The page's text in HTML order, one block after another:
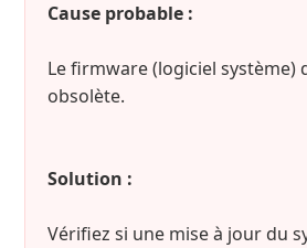
Cause probable :
Le firmware (logiciel système)
obsolète.
Solution :
Vérifiez si une mise à jour du